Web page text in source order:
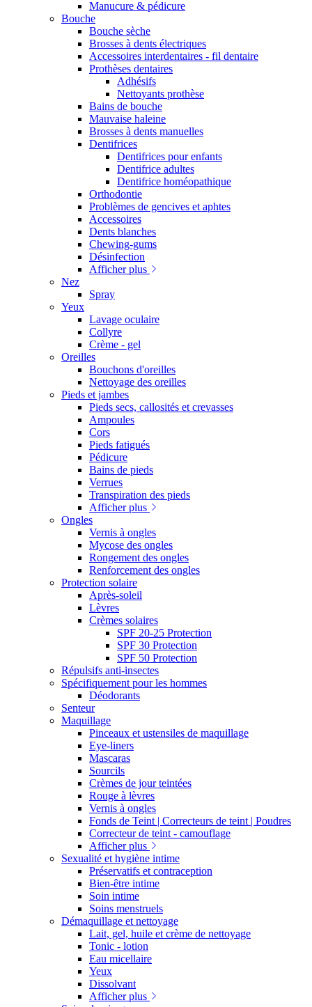
Manucure & pédicure
Bouche
Bouche sèche
Brosses à dents électriques
Accessoires interdentaires - fil dentaire
Prothèses dentaires
Adhésifs
Nettoyants prothèse
Bains de bouche
Mauvaise haleine
Brosses à dents manuelles
Dentifrices
Dentifrices pour enfants
Dentifrice adultes
Dentifrice homéopathique
Orthodontie
Problèmes de gencives et aphtes
Accessoires
Dents blanches
Chewing-gums
Désinfection
Afficher plus
Nez
Spray
Yeux
Lavage oculaire
Collyre
Crème - gel
Oreilles
Bouchons d'oreilles
Nettoyage des oreilles
Pieds et jambes
Pieds secs, callosités et crevasses
Ampoules
Cors
Pieds fatigués
Pédicure
Bains de pieds
Verrues
Transpiration des pieds
Afficher plus
Ongles
Vernis à ongles
Mycose des ongles
Rongement des ongles
Renforcement des ongles
Protection solaire
Après-soleil
Lèvres
Crèmes solaires
SPF 20-25 Protection
SPF 30 Protection
SPF 50 Protection
Répulsifs anti-insectes
Spécifiquement pour les hommes
Déodorants
Senteur
Maquillage
Pinceaux et ustensiles de maquillage
Eye-liners
Mascaras
Sourcils
Crèmes de jour teintées
Rouge à lèvres
Vernis à ongles
Fonds de Teint | Correcteurs de teint | Poudres
Correcteur de teint - camouflage
Afficher plus
Sexualité et hygiène intime
Préservatifs et contraception
Bien-être intime
Soin intime
Soins menstruels
Démaquillage et nettoyage
Lait, gel, huile et crème de nettoyage
Tonic - lotion
Eau micellaire
Yeux
Dissolvant
Afficher plus